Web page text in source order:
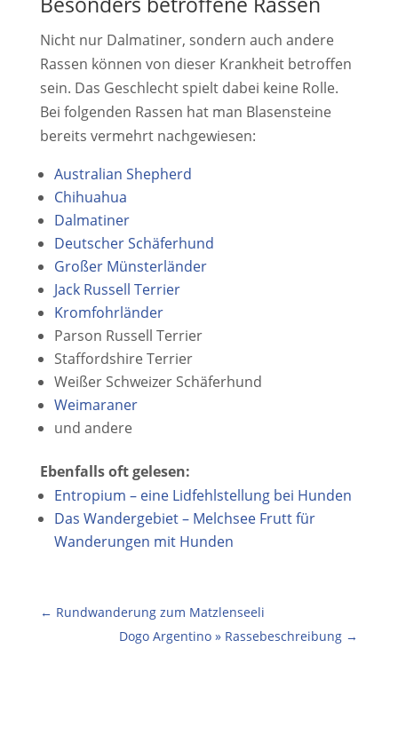
Nicht nur Dalmatiner, sondern auch andere
Rassen können von dieser Krankheit betroffen
sein. Das Geschlecht spielt dabei keine Rolle.
Bei folgenden Rassen hat man Blasensteine
bereits vermehrt nachgewiesen:
Australian Shepherd
Chihuahua
Dalmatiner
Deutscher Schäferhund
Großer Münsterländer
Jack Russell Terrier
Kromfohrländer
Parson Russell Terrier
Staffordshire Terrier
Weißer Schweizer Schäferhund
Weimaraner
und andere
Ebenfalls oft gelesen:
Entropium – eine Lidfehlstellung bei Hunden
Das Wandergebiet – Melchsee Frutt für
Wanderungen mit Hunden
← Rundwanderung zum Matzlenseeli
Dogo Argentino » Rassebeschreibung →